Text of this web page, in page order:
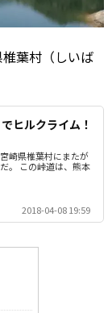
葉村（しいば
ヒルクライム！
崎県椎葉村にまたが
。 この峠道は、熊本
2018-04-08 19:59